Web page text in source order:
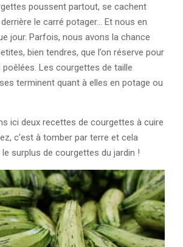
poussent partout, se cachent
le carré potager… Et nous en
jour. Parfois, nous avons la chance
bien tendres, que l’on réserve pour
Les courgettes de taille
terminent quant à elles en potage ou
ici deux recettes de courgettes à cuire
c’est à tomber par terre et cela
surplus de courgettes du jardin !